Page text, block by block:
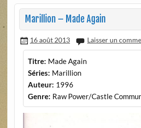
Marillion – Made Again
16 août 2013 Laisser un
Titre: Made Again
Séries: Marillion
Auteur: 1996
Genre: Raw Power/Castle